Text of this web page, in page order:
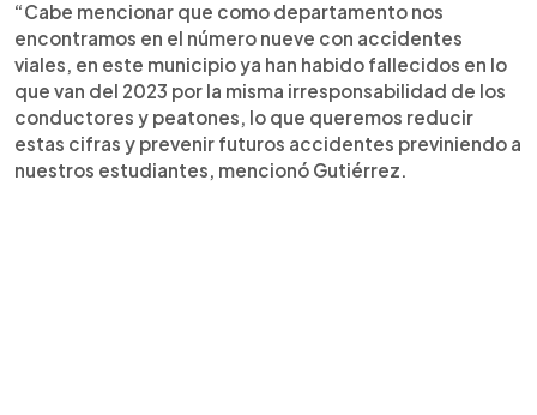
“Cabe mencionar que como departamento nos
encontramos en el número nueve con accidentes
viales, en este municipio ya han habido fallecidos en lo
que van del 2023 por la misma irresponsabilidad de los
conductores y peatones, lo que queremos reducir
estas cifras y prevenir futuros accidentes previniendo a
nuestros estudiantes, mencionó Gutiérrez.